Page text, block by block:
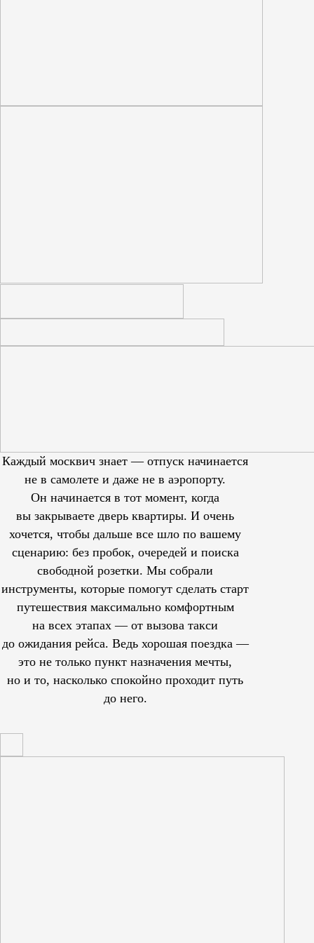
Каждый москвич знает — отпуск начинается
не в самолете и даже не в аэропорту.
Он начинается в тот момент, когда
вы закрываете дверь квартиры. И очень
хочется, чтобы дальше все шло по вашему
сценарию: без пробок, очередей и поиска
свободной розетки. Мы собрали
инструменты, которые помогут сделать старт
путешествия максимально комфортным
на всех этапах — от вызова такси
до ожидания рейса. Ведь хорошая поездка —
это не только пункт назначения мечты,
но и то, насколько спокойно проходит путь
до него.